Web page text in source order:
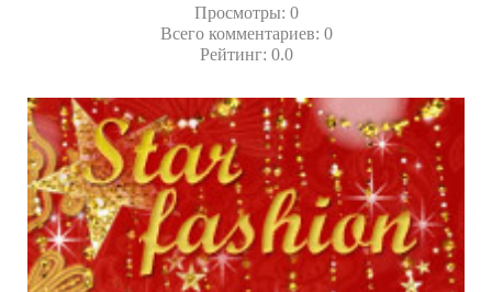
Просмотры: 0
Всего комментариев: 0
Рейтинг: 0.0